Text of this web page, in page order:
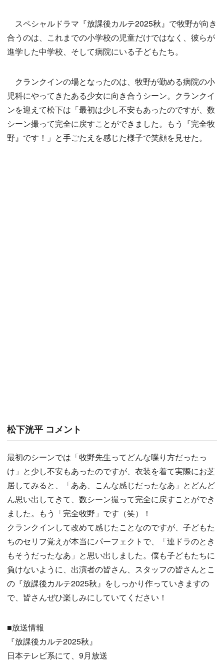
スペシャルドラマ『放課後カルテ2025秋』で牧野が向き
合うのは、これまでの小学校の児童だけではなく、彼らが
進学した中学校、そして病院にいる子どもたち。
クランクインの場となったのは、牧野が勤める病院の小
児科にやってきたある少女に向き合うシーン。クランクイ
ンを迎えて松下は「最初は少し不安もあったのですが、数
シーン撮って完全に戻すことができました。もう『完全牧
野』です！」と手ごたえを感じた様子で笑顔を見せた。
松下洸平 コメント
最初のシーンでは「牧野先生ってどんな喋り方だったっ
け」と少し不安もあったのですが、衣装を着て実際にお芝
居してみると、「ああ、こんな感じだったなあ」とどんど
ん思い出してきて、数シーン撮って完全に戻すことができ
ました。もう「完全牧野」です（笑）！
クランクインして改めて感じたことなのですが、子どもた
ちのセリフ覚えが本当にパーフェクトで、「連ドラのとき
もそうだったなあ」と思い出しました。僕も子どもたちに
負けないように、出演者の皆さん、スタッフの皆さんとこ
の『放課後カルテ2025秋』をしっかり作っていきますの
で、皆さんぜひ楽しみにしていてください！
■放送情報
『放課後カルテ2025秋』
日本テレビ系にて、9月放送